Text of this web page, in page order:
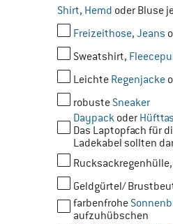
Shirt, Hemd oder Bluse
Freizeithose, Jeans
Sweatshirt,
Leichte Regenjacke
robuste Sneaker
Daypack oder
Das Laptopfach für
Ladekabel sollten
Geldgürtel/
farbenfrohe
aufzuhübschen